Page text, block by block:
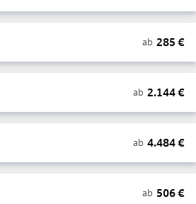
ab 285 €
ab 2.144€
ab 4.484€
ab 506€